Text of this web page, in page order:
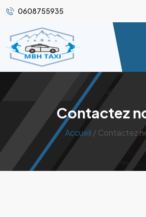
0608755935
Contactez
Accueil / Contactez